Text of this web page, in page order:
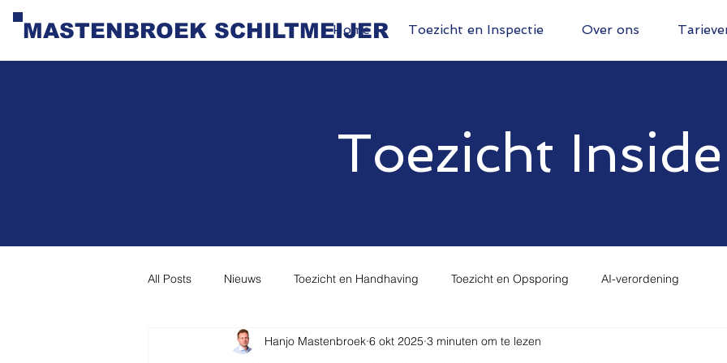
MASTENBROEK SCHILTMEIJER
Home Toezicht en Inspectie Over ons
Toezicht Inside
All Posts Nieuws Toezicht en Handhaving Toezicht en Opsporing AI-verordening
Hanjo Mastenbroek 6 okt 2025 3 minuten om te lezen